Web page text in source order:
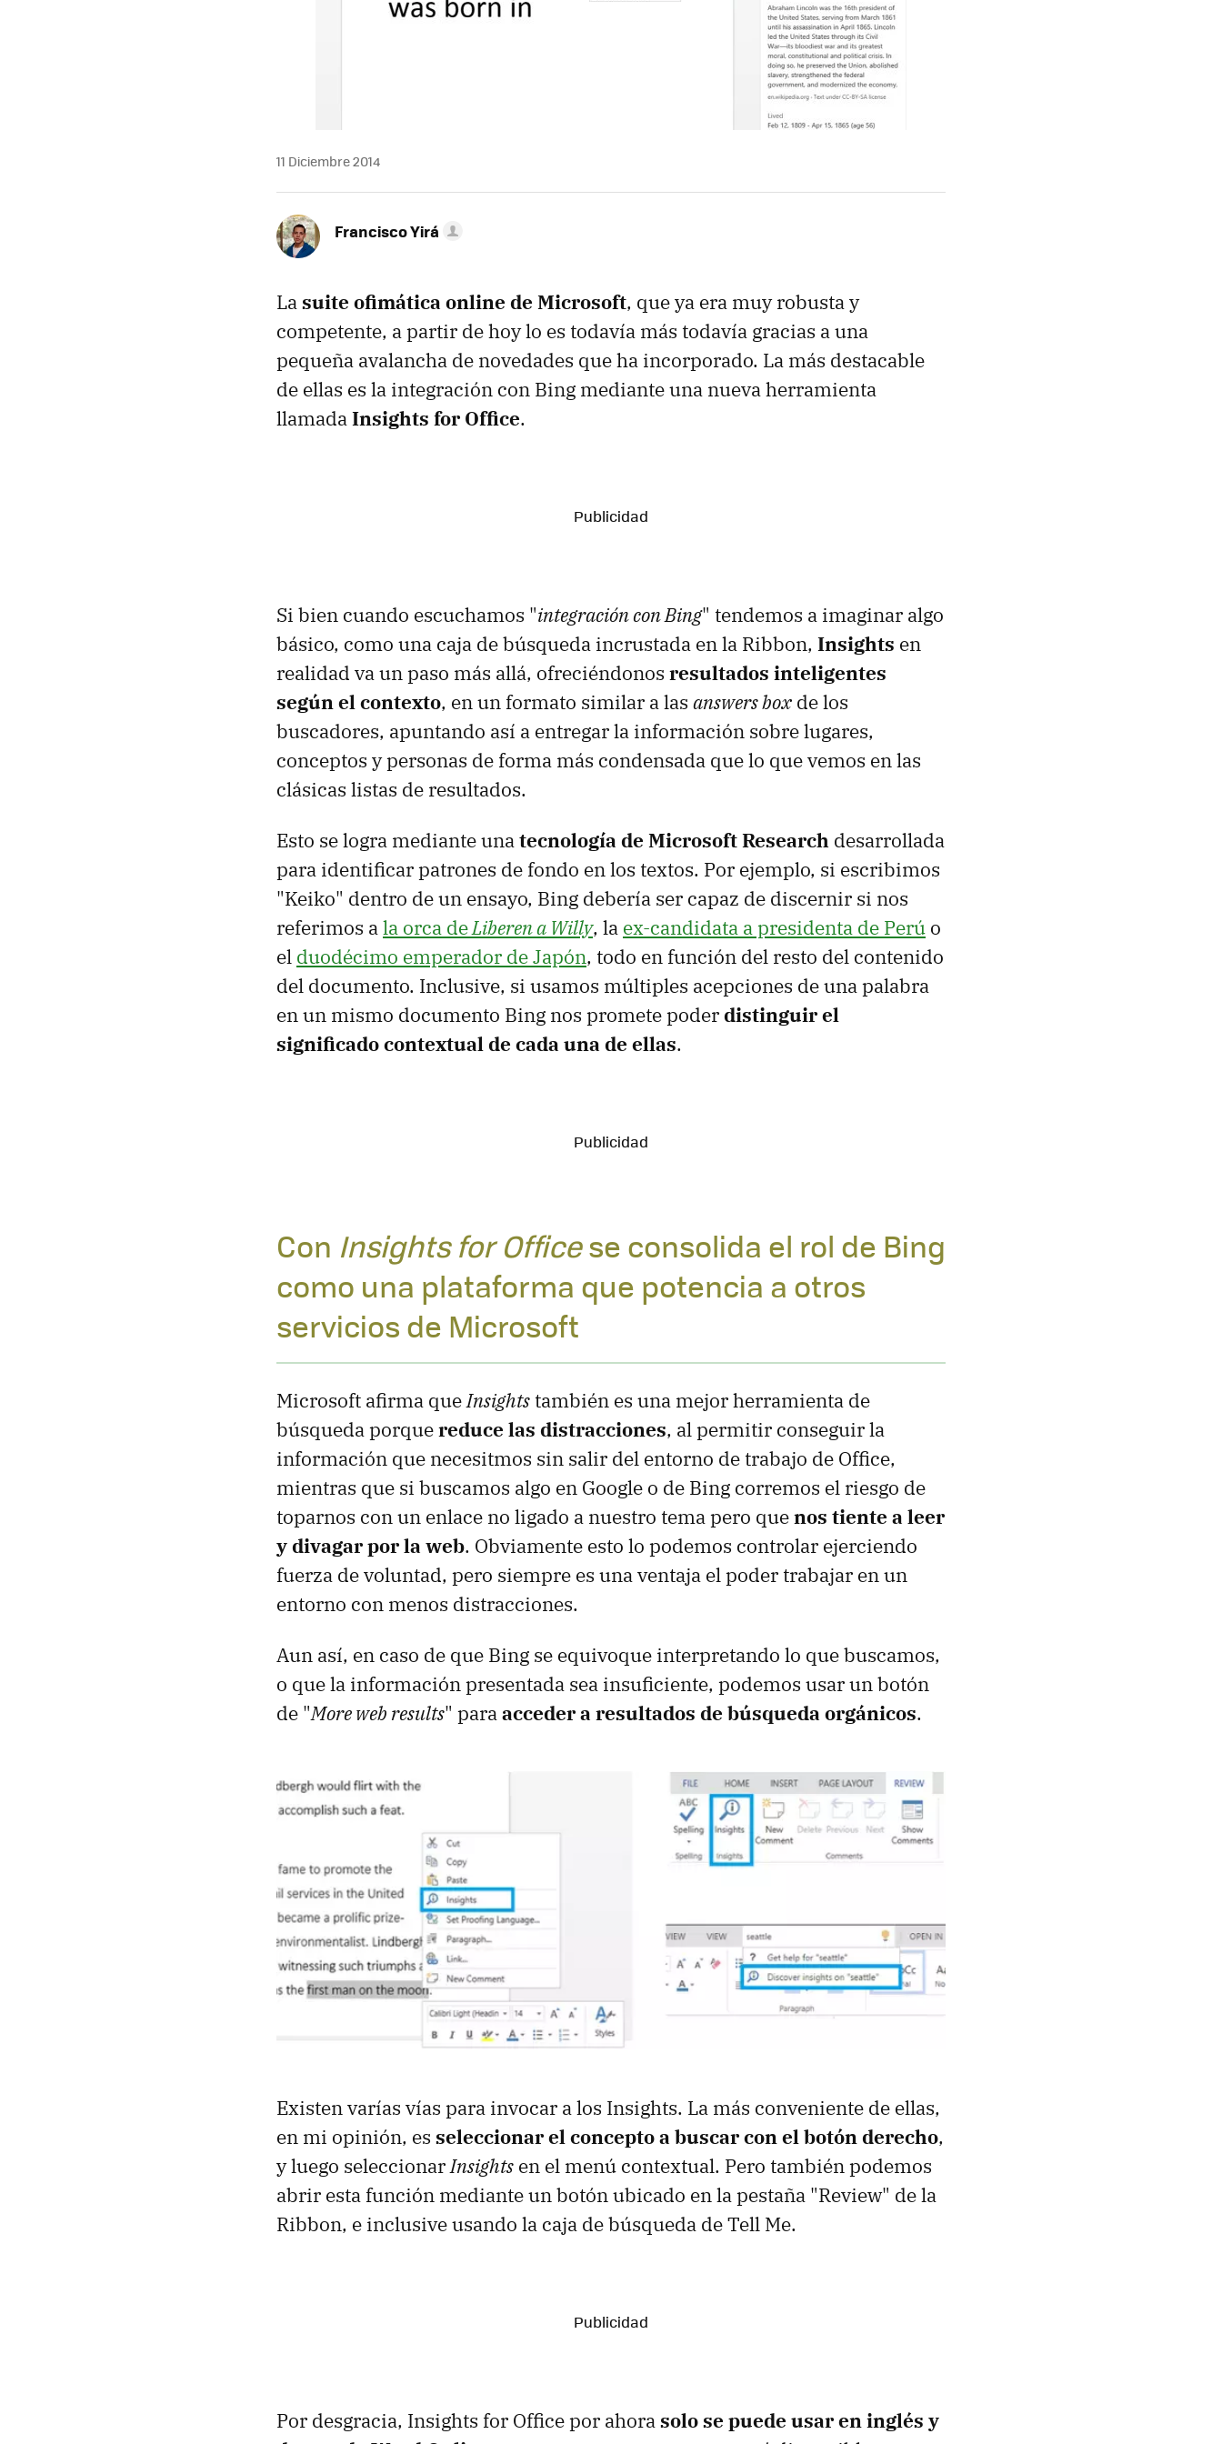
11 Diciembre 2014
Francisco Yirá
Lasuite ofimática online de Microsoft, que ya era muy robusta y
competente, a partir de hoy lo es todavía más todavía gracias a una
pequeña avalancha de novedades que ha incorporado. La más destacable
de ellas es la integración con Bing mediante una nueva herramienta
llamadaInsights for Office.
Si bien cuando escuchamos "integración con Bing" tendemos a imaginar algo
básico, como una caja de búsqueda incrustada en la Ribbon, Insights en
realidad va un paso más allá, ofreciéndonos resultados inteligentes
según el contexto, en un formato similar a las answers box de los
buscadores, apuntando así a entregar la información sobre lugares,
conceptos y personas de forma más condensada que lo que vemos en las
clásicas listas de resultados.
Esto se logra mediante unatecnología de Microsoft Research desarrollada
para identificar patrones de fondo en los textos. Por ejemplo, si escribimos
"Keiko" dentro de un ensayo, Bing debería ser capaz de discernir si nos
referimos ala orca deLiberen a Willy, la ex-candidata a presidenta de Perú o
el duodécimo emperador de Japón, todo en función del resto del contenido
del documento. Inclusive, si usamos múltiples acepciones de una palabra
en un mismo documento Bing nos promete poderdistinguir el
significado contextual de cada una de ellas.
Con Insights for Officese consolida el rol de Bing
como una plataforma que potencia a otros
servicios de Microsoft
Microsoft afirma queInsights también es una mejor herramienta de
búsqueda porquereduce las distracciones, al permitir conseguir la
información que necesitmos sin salir del entorno de trabajo de Office,
mientras que si buscamos algo en Google o de Bing corremos el riesgo de
toparnos con un enlace no ligado a nuestro tema pero quenos tiente a leer
y divagar por la web. Obviamente esto lo podemos controlar ejerciendo
fuerza de voluntad, pero siempre es una ventaja el poder trabajar en un
entorno con menos distracciones.
Aun así, en caso de que Bing se equivoque interpretando lo que buscamos,
o que la información presentada sea insuficiente, podemos usar un botón
de "More web results" paraacceder a resultados de búsqueda orgánicos.
Existen varías vías para invocar a los Insights. La más conveniente de ellas,
en mi opinión, es seleccionar el concepto a buscar con el botón derecho,
y luego seleccionarInsights en el menú contextual. Pero también podemos
abrir esta función mediante un botón ubicado en la pestaña "Review" de la
Ribbon, e inclusive usando la caja de búsqueda de Tell Me.
Por desgracia, Insights for Office por ahorasolo se puede usar en inglés y